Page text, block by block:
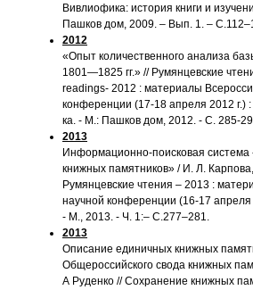
Вивлиофика: история книги и
Пашков дом, 2009. – Вып. 1. –
2012
«Опыт количественного анализа
1801—1825 гг.» // Румянцевские
readings- 2012 : материалы
конференции (17-18 апреля 2012 г.) :
ка. - М.: Пашков дом, 2012. - С. 285-
2013
Информационно-поисковая
книжных памятников» / И. Л.
Румянцевские чтения – 2013 :
научной конференции (16-17 апреля
- М., 2013. - Ч. 1:– С.277–281.
2013
Описание единичных книжных
Общероссийского свода книжных
А Руденко // Сохранение книжных